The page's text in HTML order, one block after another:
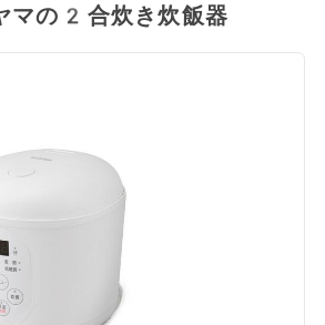
マの2合炊き炊飯器